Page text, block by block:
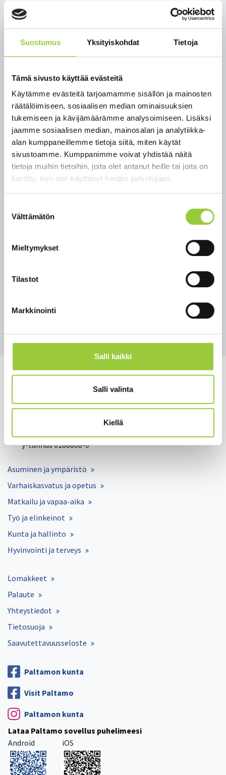
Suostumus Yksityiskohdat Tietoja
Tämä sivusto käyttää evästeitä
Käytämme evästeitä tarjoamamme sisällön ja mainosten
räätälöimiseen, sosiaalisen median ominaisuuksien
tukemiseen ja kävijämäärämme analysoimiseen. Lisäksi
jaamme sosiaalisen median, mainosalan ja analytiikka-
alan kumppaneillemme tietoja siitä, miten käytät
sivustoamme. Kumppanimme voivat yhdistää näitä
tietoja muihin tietoihin, joita olet antanut heille tai joita on
kerätty, kun olet käyttänyt heidän palvelujaan.
valinta
Välttämätön
Mieltymykset
Tilastot
Markkinointi
Salli kaikki
Salli valinta
Kiellä
Varaa maksuton toripaikka
lasten kesätapahtumaan 4.7.!
Lauantaina 4.7. järjestetään Paltamon Eino Leinon
torilla ja puistossa Lasten kesätapahtuma, joka tuo
päivään musiikkia, taikuutta, toritoimintaa ja
toiminnallisia pisteitä. Tapahtuma on avoin ja
maksuton.
Aikataulu (muutokset mahdollisia):
klo 9 torimyynti alkaa
klo 11 lavaohjelma alkaa
klo 14 tapahtuma päättyy
tapahtumaan! Paikka on maksuton. Paikan voit
https://link.webropolsurveys.com/S/398DA0550282FDE3
tai ottamalla yhteyttä viestintäsuunnittelija Maria
Salmelankuja 1, 88300 Paltamo
paltamon.kunta(at)paltamo.fi
y-tunnus 0188808-0
Asuminen ja ympäristö
Varhaiskasvatus ja opetus
Matkailu ja vapaa-aika
Työ ja elinkeinot
Kunta ja hallinto
Hyvinvointi ja terveys
Lomakkeet
Palaute
Yhteystiedot
Tietosuoja
Saavutettavuusseloste
Paltamon kunta
Visit Paltamo
Paltamon kunta
Lataa Paltamo sovellus puhelimeesi
Android
iOS